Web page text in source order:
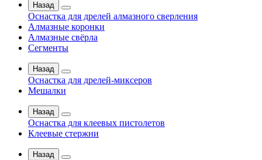
Назад
Оснастка для дрелей алмазного сверления
Алмазные коронки
Алмазные свёрла
Сегменты
Назад
Оснастка для дрелей-миксеров
Мешалки
Назад
Оснастка для клеевых пистолетов
Клеевые стержни
Назад